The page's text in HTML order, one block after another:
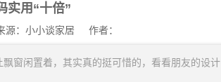
实用“十倍”
：小小谈家居 作者：
窗闲置着，其实真的挺可惜的，看看朋友的设计